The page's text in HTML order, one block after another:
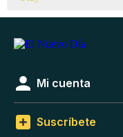
Mi cuenta
Suscríbete